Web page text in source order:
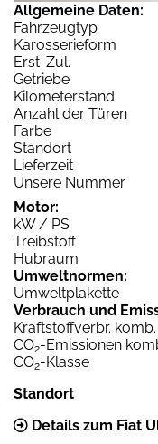
Allgemeine Daten:
Fahrzeugtyp
Karosserieform
Erst-Zul.
Getriebe
Kilometerstand
Anzahl der Türen
Farbe
Standort
Lieferzeit
Unsere Nummer
Motor:
kW / PS
Treibstoff
Hubraum
Umweltnormen:
Umweltplakette
Verbrauch und
Kraftstoffverbr. komb.
CO2-Emissionen
CO2-Klasse
Standort
Details zum Fiat